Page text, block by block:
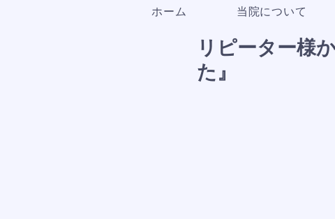
ホーム 当院について
リピーター様
た』